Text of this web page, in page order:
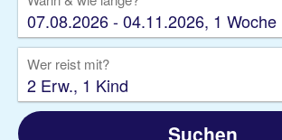
07.08.2026 - 04.11.2026, 1 Woche
Wer reist mit?
2 Erw., 1 Kind
Suchen